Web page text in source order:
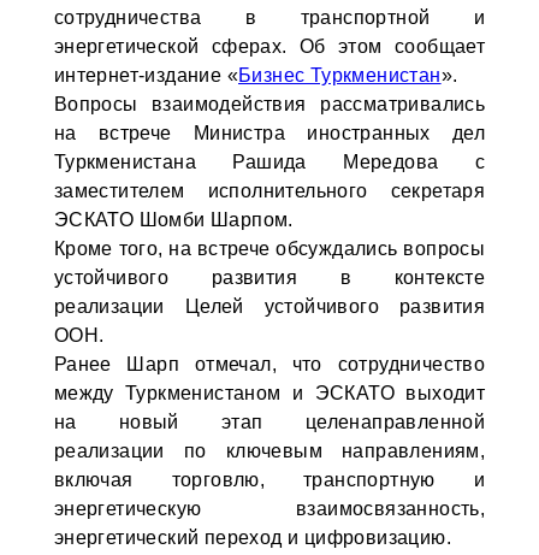
сотрудничества в транспортной и
энергетической сферах. Об этом сообщает
интернет-издание «Бизнес Туркменистан».
Вопросы взаимодействия рассматривались
на встрече Министра иностранных дел
Туркменистана Рашида Мередова с
заместителем исполнительного секретаря
ЭСКАТО Шомби Шарпом.
Кроме того, на встрече обсуждались вопросы
устойчивого развития в контексте
реализации Целей устойчивого развития
ООН.
Ранее Шарп отмечал, что сотрудничество
между Туркменистаном и ЭСКАТО выходит
на новый этап целенаправленной
реализации по ключевым направлениям,
включая торговлю, транспортную и
энергетическую взаимосвязанность,
энергетический переход и цифровизацию.